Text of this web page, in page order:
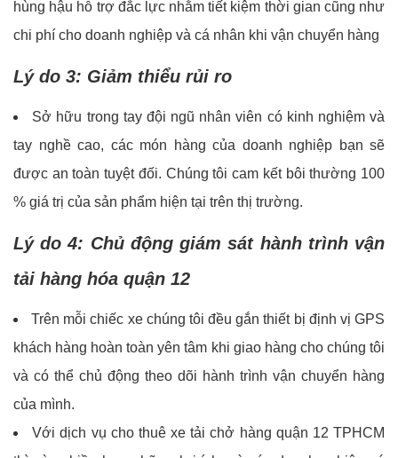
hùng hậu hỗ trợ đắc lực nhằm tiết kiệm thời gian cũng như
chi phí cho doanh nghiệp và cá nhân khi vận chuyển hàng
Lý do 3: Giảm thiểu rủi ro
Sở hữu trong tay đội ngũ nhân viên có kinh nghiệm và
tay nghề cao, các món hàng của doanh nghiệp bạn sẽ
được an toàn tuyệt đối. Chúng tôi cam kết bôi thường 100
% giá trị của sản phẩm hiện tại trên thị trường.
Lý do 4: Chủ động giám sát hành trình vận
tải hàng hóa quận 12
Trên mỗi chiếc xe chúng tôi đều gắn thiết bị định vị GPS
khách hàng hoàn toàn yên tâm khi giao hàng cho chúng tôi
và có thể chủ động theo dõi hành trình vận chuyển hàng
của mình.
Với dịch vụ cho thuê xe tải chở hàng quận 12 TPHCM